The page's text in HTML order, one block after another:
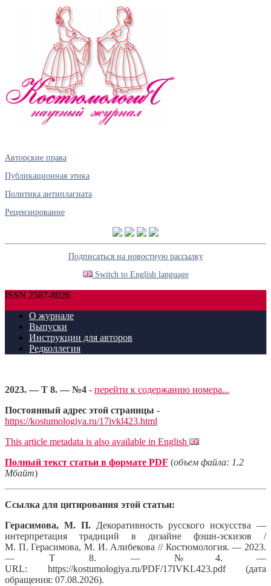
Авторские права
Публикационная этика
Политика антиплагиата
Рецензирование
Подписаться на новостную рассылку
Switch to English language
ISSN 2587-8026
О журнале
Выпуски
Инструкции для авторов
Редколлегия
2023. — Т 8. — №4 - перейти к содержанию номера...
Постоянный адрес этой страницы -
https://kostumologiya.ru/17ivkl423.html
This article metadata is also available in English
Полный текст статьи в формате PDF (объем файла: 1.2
Мбайт)
Ссылка для цитирования этой статьи:
Герасимова, М. П. Декоративность русского искусства —
интерпретация традиций в дизайне фэшн-эскизов /
М. П. Герасимова, М. И. Алибекова // Костюмология. — 2023.
— Т 8. — №4. —
URL: https://kostumologiya.ru/PDF/17IVKL423.pdf (дата
обращения: 07.08.2026).